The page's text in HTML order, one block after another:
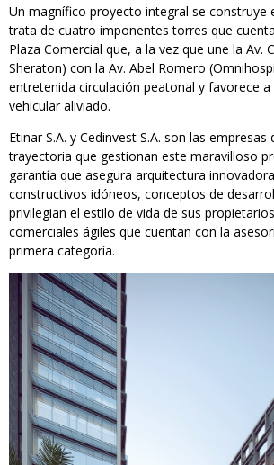
Un magnífico proyecto integral se construye
trata de cuatro imponentes torres que
Plaza Comercial que, a la vez que une la Av.
Sheraton) con la Av. Abel Romero
entretenida circulación peatonal y favorece
vehicular aliviado.
Etinar S.A. y Cedinvest S.A. son las empresas
trayectoria que gestionan este maravilloso
garantía que asegura arquitectura
constructivos idóneos, conceptos de
privilegian el estilo de vida de sus
comerciales ágiles que cuentan con la
primera categoría.